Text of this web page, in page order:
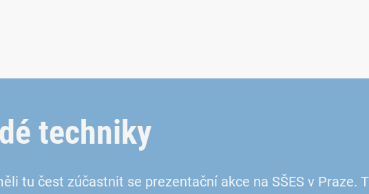
techniky
tu čest zúčastnit se prezentační akce na SŠES v Praze.